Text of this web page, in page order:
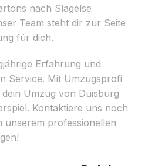
nach Slagelse
Team steht dir zur Seite
für dich.
Erfahrung und
Service. Mit Umzugsprofi
Umzug von Duisburg
Kontaktiere uns noch
unserem professionellen